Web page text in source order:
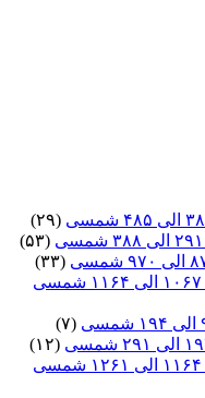
(۲۹)
(۵۳)
(۳۳)
(۷)
(۱۲)